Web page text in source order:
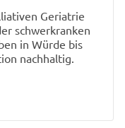
Geriatrie
schwerkranken
in Würde bis
nachhaltig.